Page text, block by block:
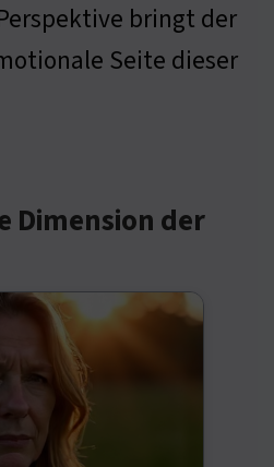
bringt der
Seite dieser
Dimension der